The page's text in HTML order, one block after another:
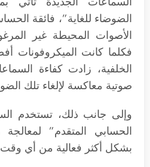
الضوضاء للغاية”، فائقة
الأصوات المحيطة غير
فكلما كانت الميكروفونات
الخلفية، زادت كفاءة
صوتية معاكسة لإلغاء تلك
وإلى جانب ذلك، تستخدم
الحسابي المتقدم” لمعالجة
بشكل أكثر فعالية من أي